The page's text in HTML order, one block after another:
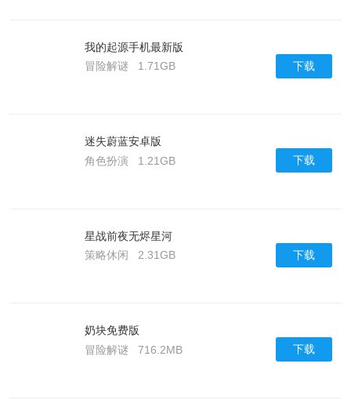
我的起源手机最新版
冒险解谜
1.71GB 下载
迷失蔚蓝安卓版
角色扮演
1.21GB 下载
星战前夜无烬星河
策略休闲
2.31GB 下载
奶块免费版
冒险解谜
716.2MB 下载